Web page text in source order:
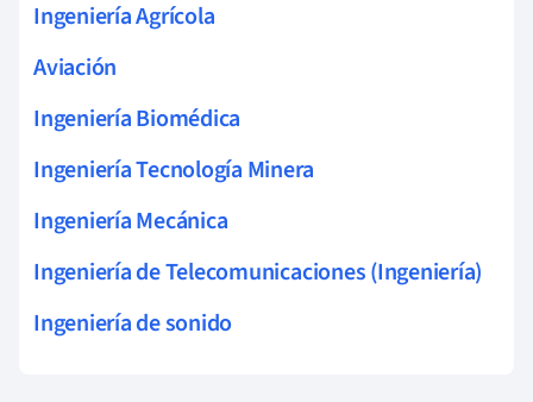
Ingeniería Agrícola
Aviación
Ingeniería Biomédica
Ingeniería Tecnología Minera
Ingeniería Mecánica
Ingeniería de Telecomunicaciones (Ingeniería)
Ingeniería de sonido